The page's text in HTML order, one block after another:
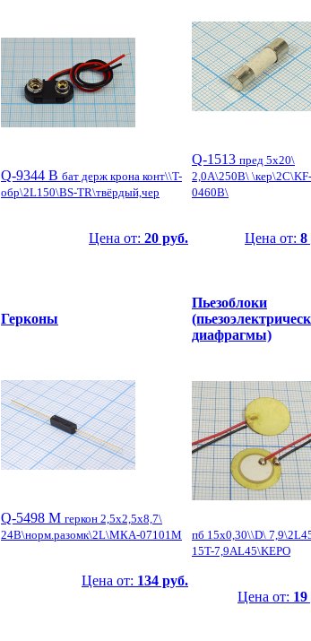
Q-9344 B бат держ крона конт\\T-
обр\2L150\BS-TR\твёрдый,чер
Цена от: 20 руб.
Q-1513 пред 5x20\
2,0А\250В\ \кер\2C\KF-
0460B\
Цена от: 8
Герконы
Q-5498 M геркон 2,5x2,5x8,7\
24В\норм.разомк\2L\МКА-07101М
Цена от: 134 руб.
Пьезоблоки
диафрагмы)
пб 15x0,30\\D\
15T-7,9AL45\KEPO
Цена от: 19